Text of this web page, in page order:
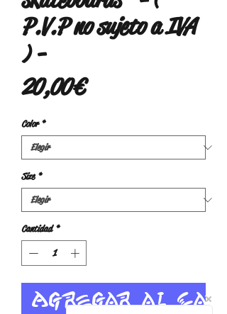
P.V.P no sujeto a IVA
) -
20,00 €Precio
Color *
Size *
Cantidad *
Agregar al